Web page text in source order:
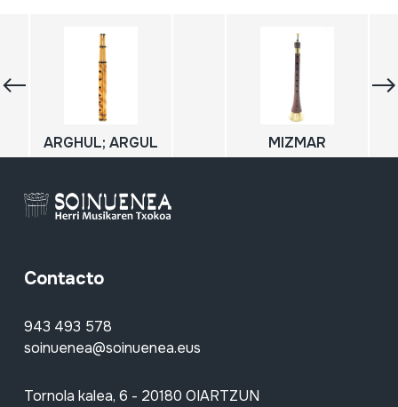
ARGHUL; ARGUL MIZMAR
Contacto
943 493 578
soinuenea@soinuenea.eus
Tornola kalea, 6 - 20180 OIARTZUN